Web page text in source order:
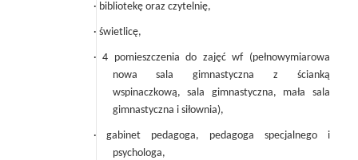
· bibliotekę oraz czytelnię,
· świetlicę,
· 4 pomieszczenia do zajęć wf (pełnowymiarowa
nowa sala gimnastyczna z ścianką
wspinaczkową, sala gimnastyczna, mała sala
gimnastyczna i siłownia),
· gabinet pedagoga, pedagoga specjalnego i
psychologa,